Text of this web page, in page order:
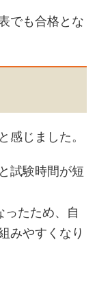
でも合格とな
感じました。
試験時間が短
たため、自
みやすくなり